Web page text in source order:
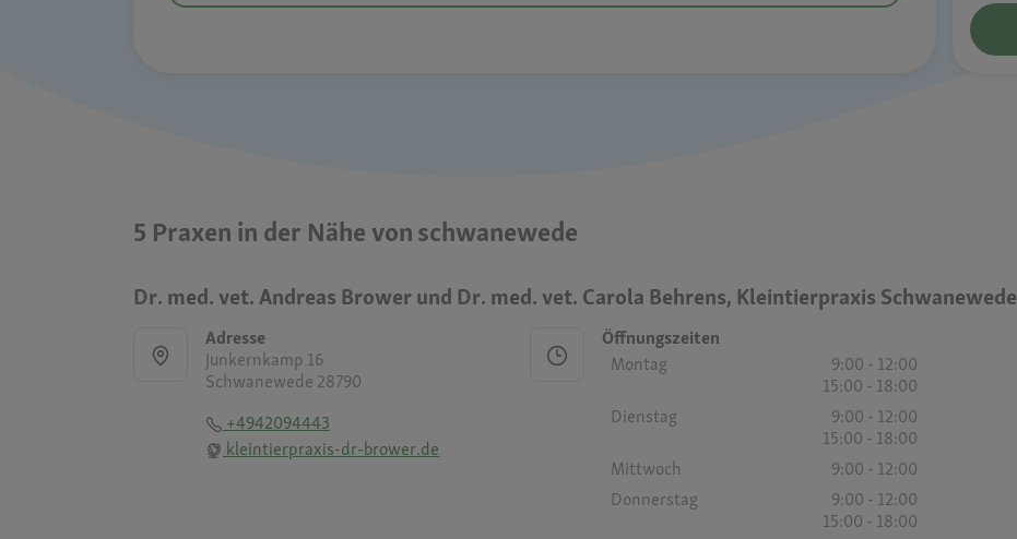
5 Praxen in der Nähe von schwanewede
Dr. med. vet. Andreas Brower und Dr. med. vet. Carola Behrens, Kleintierpraxis Schwanewede
Adresse
Junkernkamp 16
Schwanewede 28790
+4942094443
kleintierpraxis-dr-brower.de
Öffnungszeiten
Montag
9:00 - 12:00
15:00 - 18:00
Dienstag
9:00 - 12:00
15:00 - 18:00
Mittwoch
9:00 - 12:00
Donnerstag
9:00 - 12:00
15:00 - 18:00